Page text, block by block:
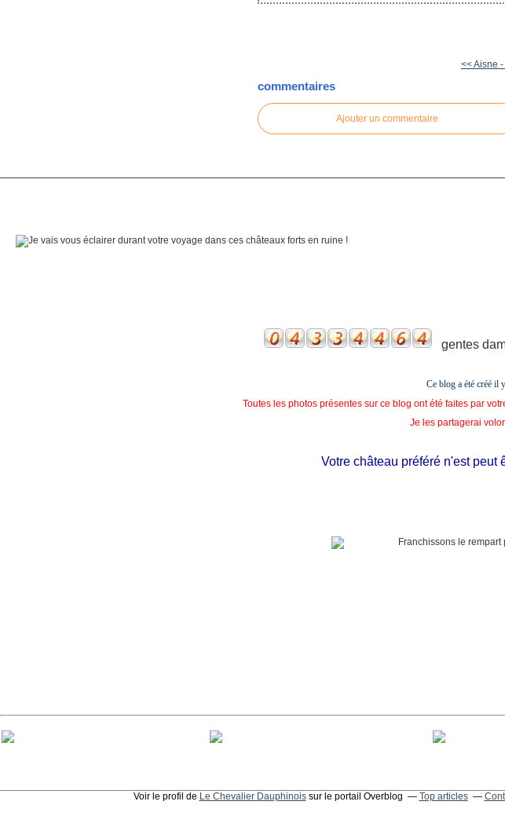
<< Aisne
commentaires
Ajouter un commentaire
gentes
Ce blog a été créé il
Toutes les photos présentes sur ce blog ont été faites par
Je les partagerai
Votre château préféré n'est peut
Voir le profil de Le Chevalier Dauphinoissur le portail Overblog Top articles